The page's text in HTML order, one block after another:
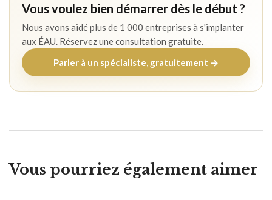
Vous voulez bien démarrer dès le début ?
Nous avons aidé plus de 1 000 entreprises à s'implanter
aux ÉAU. Réservez une consultation gratuite.
Parler à un spécialiste, gratuitement →
Vous pourriez également aimer